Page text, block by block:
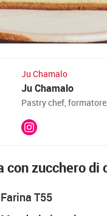
Ju Chamalo
Ju Chamalo
Pastry chef,
con zucchero di
Farina T55